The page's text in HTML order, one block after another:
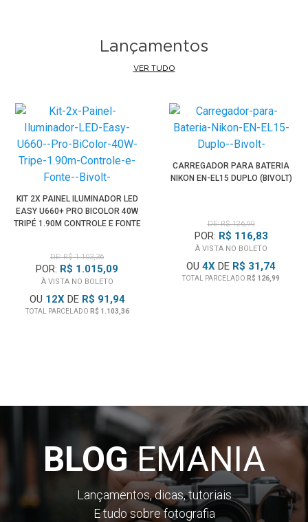
In-Camera guia ajuda Características Navegar
Câmera Sony Cyber-Shot DSC-W800
da câmara de acordo com as suas necessidades no
momento. Não há necessidade de levar um manual
separado ao redor, basta ir até a guia e encontrar a
resposta que você está olhando para a direita em sua
câmera.
O carregamento USB Ideal para Bateria
Para carregar a bateria em qualquer lugar, basta conectar a
câmera através da porta USB do seu computador e / ou
uma fonte de alimentação para uma opção de
carregamento rápido e conveniente.
Lançamentos
VER TUDO
KIT 2X PAINEL ILUMINADOR LED
EASY U660+ PRO BICOLOR 40W
TRIPÉ 1.90M CONTROLE E FONTE
DE: R$ 1.103,36
POR: R$ 1.015,09
À VISTA NO BOLETO
OU 12XDE R$ 91,94
TOTAL PARCELADO R$ 1.103,36
CARREGADOR PARA BATERIA
NIKON EN-EL15 DUPLO (BIVOLT)
DE: R$ 126,99
POR: R$ 116,83
À VISTA NO BOLETO
OU 4X DE R$ 31,74
TOTAL PARCELADO R$ 126,99
BLOGEMANIA
Lançamentos, dicas, tutoriais
E tudo sobre fotografia